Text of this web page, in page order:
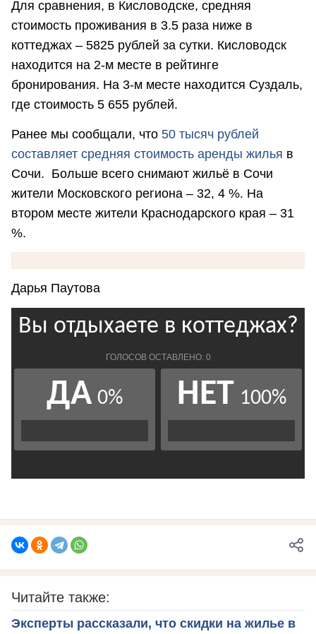
Для сравнения, в Кисловодске, средняя
стоимость проживания в 3.5 раза ниже в
коттеджах – 5825 рублей за сутки. Кисловодск
находится на 2-м месте в рейтинге
бронирования. На 3-м месте находится Суздаль,
где стоимость 5 655 рублей.
Ранее мы сообщали, что 50 тысяч рублей
составляет средняя стоимость аренды жилья в
Сочи. Больше всего снимают жильё в Сочи
жители Московского региона – 32, 4 %. На
втором месте жители Краснодарского края – 31
%.
Дарья Паутова
Читайте также:
Эксперты рассказали, что скидки на жилье в